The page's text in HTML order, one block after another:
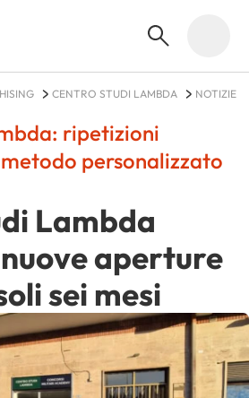
CENTRO STUDI LAMBDA NOTIZIE
Lambda
aperture
sei mesi
ripetizioni
personalizzato